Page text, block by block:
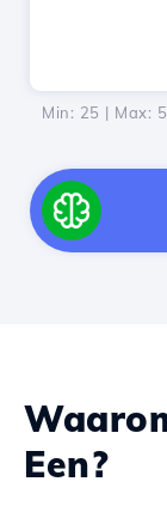
Min: 25 | Max:
Een?